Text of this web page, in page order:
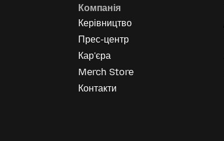
Компанія
Керівництво
Прес-центр
Кар'єра
Merch Store
Контакти